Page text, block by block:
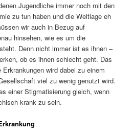
Jugendliche immer noch mit den
zu tun haben und die Weltlage eh
wir auch in Bezug auf
hinsehen, wie es um die
Denn nicht immer ist es ihnen –
ob es ihnen schlecht geht. Das
wird dabei zu einem
viel zu wenig genutzt wird.
einer Stigmatisierung gleich, wenn
krank zu sein.